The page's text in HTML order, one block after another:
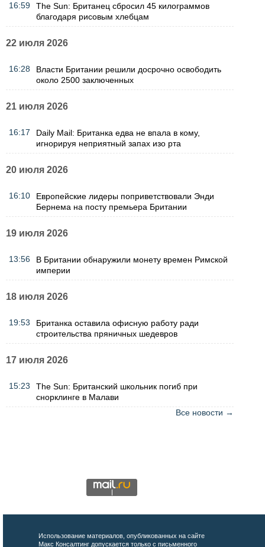
16:59
The Sun: Британец сбросил 45 килограммов
благодаря рисовым хлебцам
22 июля 2026
16:28
Власти Британии решили досрочно освободить
около 2500 заключенных
21 июля 2026
16:17
Daily Mail: Британка едва не впала в кому,
игнорируя неприятный запах изо рта
20 июля 2026
16:10
Европейские лидеры поприветствовали Энди
Бернема на посту премьера Британии
19 июля 2026
13:56
В Британии обнаружили монету времен Римской
империи
18 июля 2026
19:53
Британка оставила офисную работу ради
строительства пряничных шедевров
17 июля 2026
15:23
The Sun: Британский школьник погиб при
снорклинге в Малави
Все новости →
Использование материалов, опубликованных на сайте
Макс Консалтинг допускается только с письменного